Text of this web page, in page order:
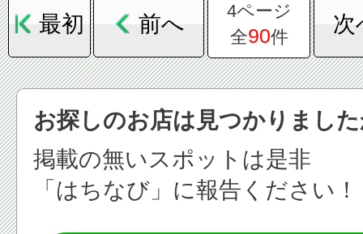
最初 前へ
4ページ
全90件
次
お探しのお店は見つかりまし
掲載の無いスポットは是非
「はちなび」に報告ください！